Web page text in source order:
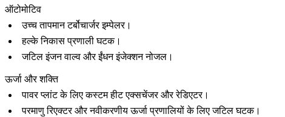
ऑटोमोटिव
उच्च तापमान टर्बोचार्जर इम्पेलर।
हल्के निकास प्रणाली घटक।
जटिल इंजन वाल्व और ईंधन इंजेक्शन नोजल।
ऊर्जा और शक्ति
पावर प्लांट के लिए कस्टम हीट एक्सचेंजर और रेडिएटर।
परमाणु रिएक्टर और नवीकरणीय ऊर्जा प्रणालियों के लिए जटिल घटक।